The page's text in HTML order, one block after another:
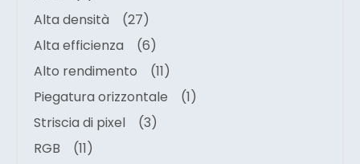
Alta densità
(27)
Alta efficienza
(6)
Alto rendimento
(11)
Piegatura orizzontale
(1)
Striscia di pixel
(3)
RGB
(11)